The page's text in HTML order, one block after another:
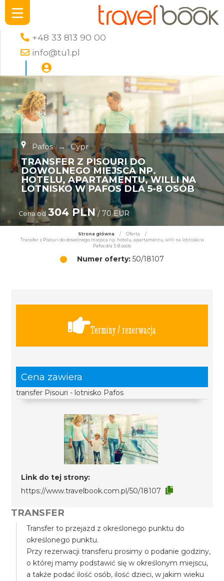
+48 33 813 90 00
info@tu1.pl
Pafos → Cypr
TRANSFER Z PISOURI DO
DOWOLNEGO MIEJSCA NP.
HOTELU, APARTAMENTU, WILLI NA
LOTNISKO W PAFOS DLA 5-8 OSÓB
Cena od 304 PLN/ 70 EUR
Strona główna / Oferta
/
Transfer z Pisouri do dowolnego miejsca np. hotelu, apartamentu, willi na lotnisko w
Pafos dla 5-8 osób
Numer oferty: 50/18107
Terminy / rezerwacja
Cena zawiera
transfer Pisouri - lotnisko Pafos
Link do tej strony:
https://www.travelbook.com.pl/50/18107
TRANSFER
Transfer to przejazd z określonego punktu do
określonego punktu.
Przy rezerwacji transferu prosimy o podanie godziny,
o której mamy podstawić się w określonym miejscu,
a także podać ilość osób, ilość dzieci, w jakim wieku